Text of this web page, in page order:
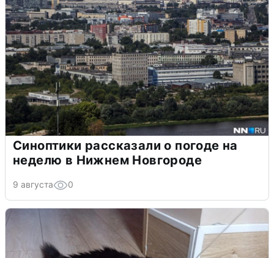
Синоптики рассказали о погоде на
неделю в Нижнем Новгороде
9 августа 0